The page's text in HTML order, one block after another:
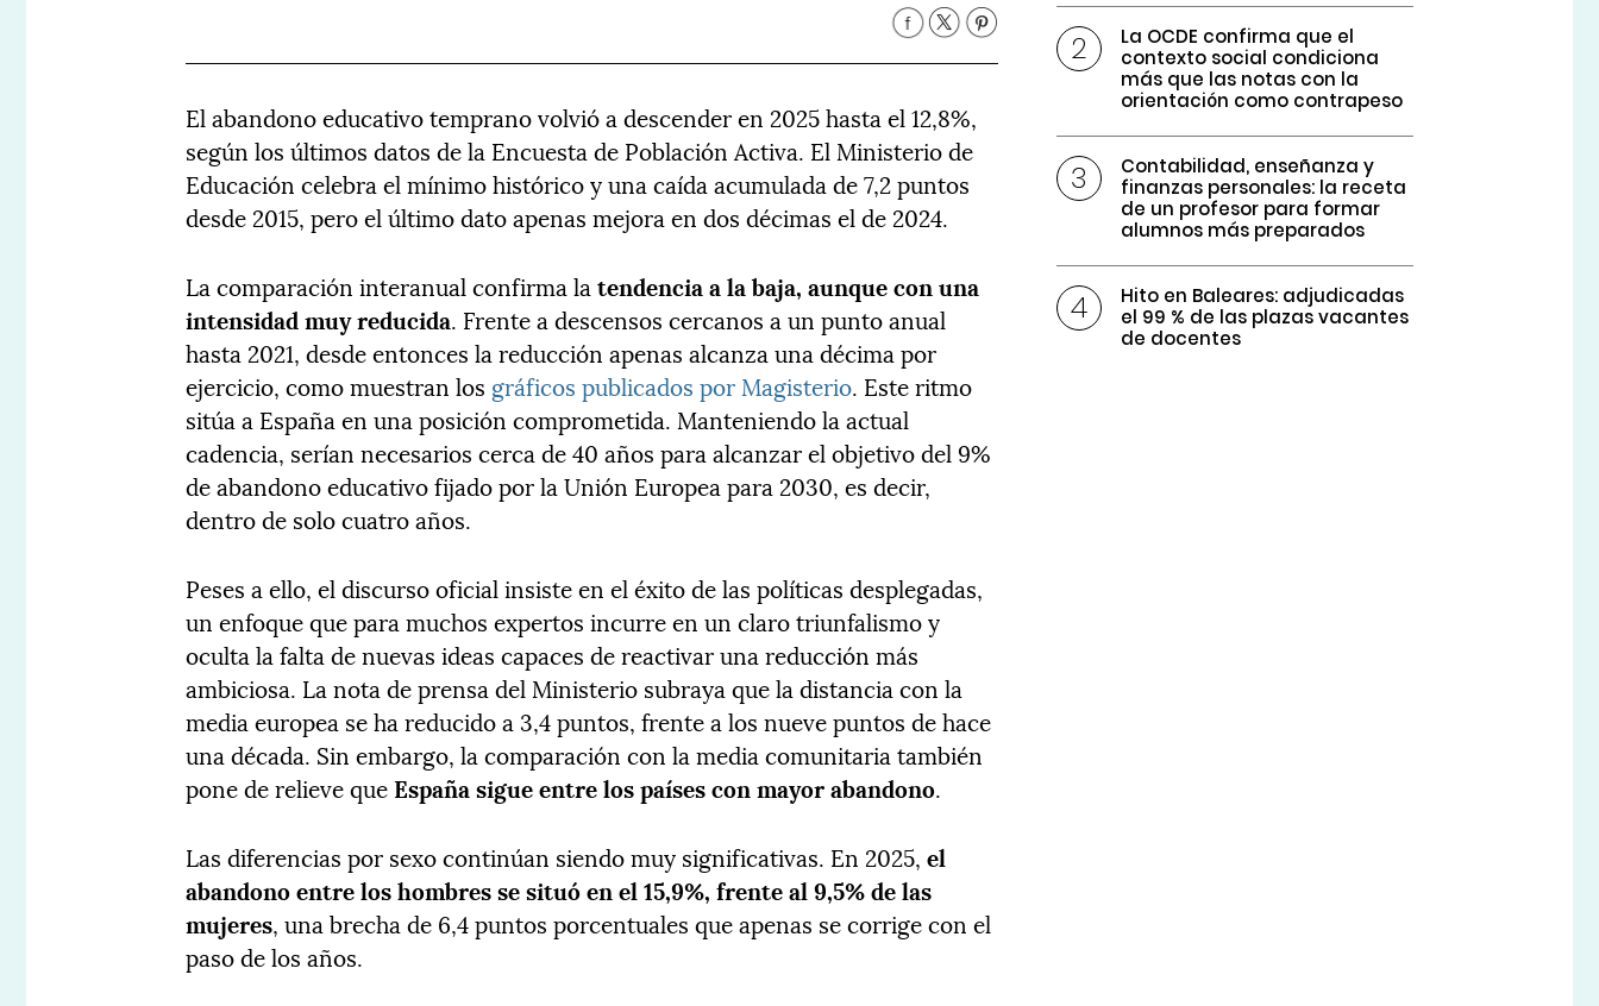
El abandono educativo temprano volvió a descender en 2025 hasta el 12,8%,
según los últimos datos de la Encuesta de Población Activa. El Ministerio de
Educación celebra el mínimo histórico y una caída acumulada de 7,2 puntos
desde 2015, pero el último dato apenas mejora en dos décimas el de 2024.
La comparación interanual confirma latendencia a la baja, aunque con una
intensidad muy reducida. Frente a descensos cercanos a un punto anual
hasta 2021, desde entonces la reducción apenas alcanza una décima por
ejercicio, como muestran los gráficos publicados por Magisterio. Este ritmo
sitúa a España en una posición comprometida. Manteniendo la actual
cadencia, serían necesarios cerca de 40 años para alcanzar el objetivo del 9%
de abandono educativo fijado por la Unión Europea para 2030, es decir,
dentro de solo cuatro años.
Peses a ello, el discurso oficial insiste en el éxito de las políticas desplegadas,
un enfoque que para muchos expertos incurre en un claro triunfalismo y
oculta la falta de nuevas ideas capaces de reactivar una reducción más
ambiciosa. La nota de prensa del Ministerio subraya que la distancia con la
media europea se ha reducido a 3,4 puntos, frente a los nueve puntos de hace
una década. Sin embargo, la comparación con la media comunitaria también
pone de relieve que España sigue entre los países con mayor abandono.
Las diferencias por sexo continúan siendo muy significativas. En 2025,el
abandono entre los hombres se situó en el 15,9%, frente al 9,5% de las
mujeres, una brecha de 6,4 puntos porcentuales que apenas se corrige con el
paso de los años.
La OCDE confirma que el
contexto social condiciona
más que las notas con la
orientación como contrapeso
Contabilidad, enseñanza y
finanzas personales: la receta
de un profesor para formar
alumnos más preparados
Hito en Baleares: adjudicadas
el 99 % de las plazas vacantes
de docentes